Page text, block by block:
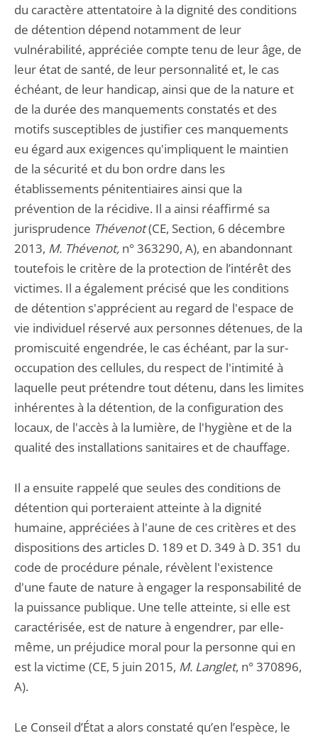
du caractère attentatoire à la dignité des conditions
de détention dépend notamment de leur
vulnérabilité, appréciée compte tenu de leur âge, de
leur état de santé, de leur personnalité et, le cas
échéant, de leur handicap, ainsi que de la nature et
de la durée des manquements constatés et des
motifs susceptibles de justifier ces manquements
eu égard aux exigences qu'impliquent le maintien
de la sécurité et du bon ordre dans les
établissements pénitentiaires ainsi que la
prévention de la récidive. Il a ainsi réaffirmé sa
jurisprudence Thévenot(CE, Section, 6 décembre
2013, M. Thévenot, n° 363290, A), en abandonnant
toutefois le critère de la protection de l’intérêt des
victimes. Il a également précisé que les conditions
de détention s'apprécient au regard de l'espace de
vie individuel réservé aux personnes détenues, de la
promiscuité engendrée, le cas échéant, par la sur-
occupation des cellules, du respect de l'intimité à
laquelle peut prétendre tout détenu, dans les limites
inhérentes à la détention, de la configuration des
locaux, de l'accès à la lumière, de l'hygiène et de la
qualité des installations sanitaires et de chauffage.
Il a ensuite rappelé que seules des conditions de
détention qui porteraient atteinte à la dignité
humaine, appréciées à l'aune de ces critères et des
dispositions des articles D. 189 et D. 349 à D. 351 du
code de procédure pénale, révèlent l'existence
d'une faute de nature à engager la responsabilité de
la puissance publique. Une telle atteinte, si elle est
caractérisée, est de nature à engendrer, par elle-
même, un préjudice moral pour la personne qui en
est la victime (CE, 5 juin 2015, M. Langlet, n° 370896,
A).
Le Conseil d’État a alors constaté qu’en l’espèce, le